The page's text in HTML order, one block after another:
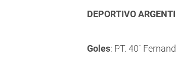
DEPORTIVO
Goles: PT. 40´